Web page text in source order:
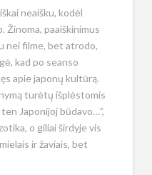
neaišku, kodėl
Žinoma, paaiškinimus
nei filme, bet atrodo,
kad po seanso
apie japonų kultūrą.
turėtų išplėstomis
Japonijoj būdavo…”,
o giliai širdyje vis
ir žaviais, bet